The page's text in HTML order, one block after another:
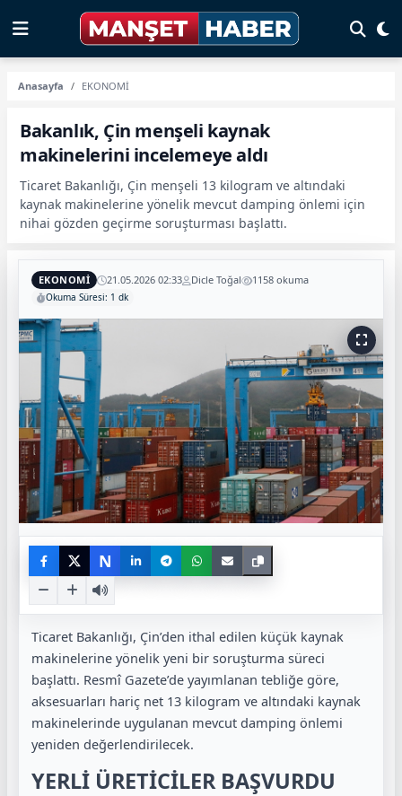
Anasayfa EKONOMİ
Bakanlık, Çin menşeli kaynak
makinelerini incelemeye aldı
Ticaret Bakanlığı, Çin menşeli 13 kilogram ve altındaki
kaynak makinelerine yönelik mevcut damping önlemi için
nihai gözden geçirme soruşturması başlattı.
EKONOMİ 21.05.2026 02:33 Dicle Toğal 1158 okuma
Okuma Süresi: 1 dk
N
Ticaret Bakanlığı, Çin’den ithal edilen küçük kaynak
makinelerine yönelik yeni bir soruşturma süreci
başlattı. Resmî Gazete’de yayımlanan tebliğe göre,
aksesuarları hariç net 13 kilogram ve altındaki kaynak
makinelerinde uygulanan mevcut damping önlemi
yeniden değerlendirilecek.
YERLİ ÜRETİCİLER BAŞVURDU